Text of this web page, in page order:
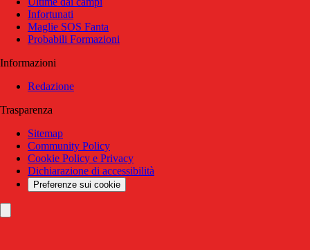
Infortunati
Maglie SOS Fanta
Probabili Formazioni
Informazioni
Redazione
Trasparenza
Sitemap
Community Policy
Cookie Policy e Privacy
Dichiarazione di accessibilità
Preferenze sui cookie